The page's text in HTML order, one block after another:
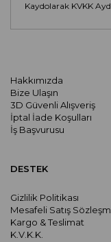
Hakkımızda
Bize Ulaşın
3D Güvenli Alışveriş
İptal İade Koşulları
İş Başvurusu
Kaydolarak KVKK
DESTEK
Gizlilik Politikası
Mesafeli Satış
Kargo & Teslimat
K.V.K.K.